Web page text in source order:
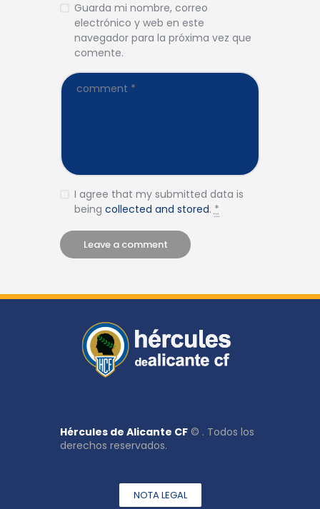
Guarda mi nombre, correo
electrónico y web en este
navegador para la próxima vez que
comente.
I agree that my submitted data is
being collected and stored.*
Hércules de Alicante CF © . Todos los
derechos reservados.
NOTA LEGAL